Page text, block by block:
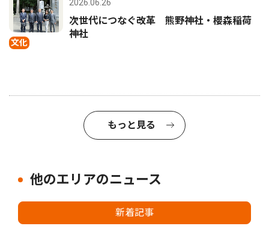
文化
2026.06.26
次世代につなぐ改革 熊野神社・櫻森稲荷
神社
もっと見る
他のエリアのニュース
新着記事